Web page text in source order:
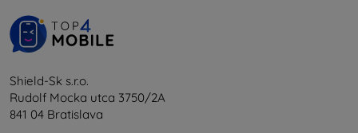
Shield-Sk s.r.o.
Rudolf Mocka utca 3750/2A
841 04 Bratislava